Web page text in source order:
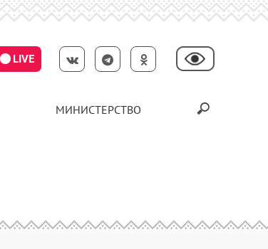
LIVE
МИНИСТЕРСТВО